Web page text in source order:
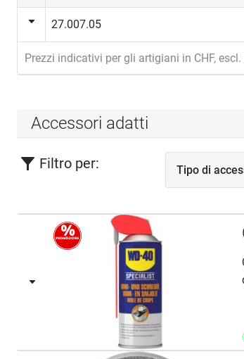
27.007.05
Prezzi indicativi per gli artigiani in CHF, escl.
Accessori adatti
Filtro per: Tipo di